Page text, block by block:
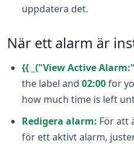
uppdatera det.
När ett alarm är
{{ _("View Active
the label and 02:00for
how much time is left
Redigera alarm: För att
för ett aktivt alarm,